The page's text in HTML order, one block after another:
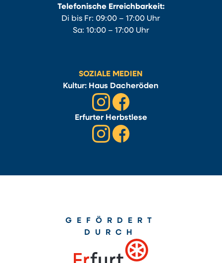
Telefonische Erreichbarkeit:
Di bis Fr: 09:00 – 17:00 Uhr
Sa: 10:00 – 17:00 Uhr
SOZIALE MEDIEN
Kultur: Haus Dacheröden
Erfurter Herbstlese
GEFÖRDERT
DURCH